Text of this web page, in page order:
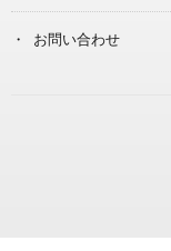
お問い合わせ